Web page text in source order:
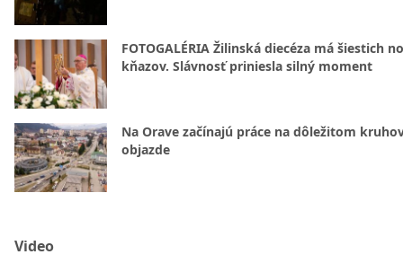
FOTOGALÉRIA Žilinská diecéza má šiestich
kňazov. Slávnosť priniesla silný moment
Na Orave začínajú práce na dôležitom
objazde
Video